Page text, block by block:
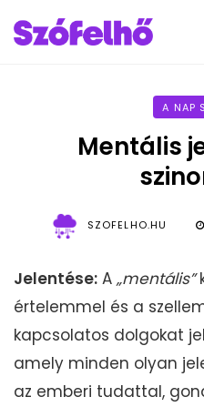
A NAP
Mentális
SZOFELHO.HU
Jelentése: A „mentális”
értelemmel és a
kapcsolatos dolgokat
amely minden olyan
az emberi tudattal,